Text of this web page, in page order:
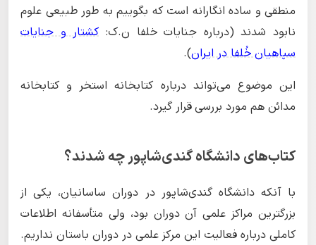
منطقی و ساده انگارانه است که بگوییم به طور طبیعی علوم
نابود شدند (درباره جنایات خلفا ن.ک: کشتار و جنایات
سپاهیان خُلفا در ایران).
این موضوع می‌تواند درباره کتابخانه استخر و کتابخانه
مدائن هم مورد بررسی قرار گیرد.
کتاب‌های دانشگاه گندی‌شاپور چه شدند؟
با آنکه دانشگاه گندی‌شاپور در دوران ساسانیان، یکی از
بزرگترین مراکز علمی آن دوران بود، ولی متأسفانه اطلاعات
کاملی درباره فعالیت این مرکز علمی در دوران باستان نداریم.